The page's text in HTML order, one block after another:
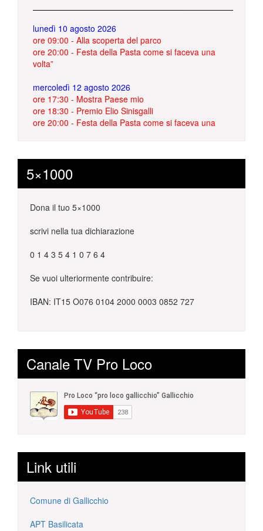
ore 09:00 - Alla scoperta del parco
ore 20:00 - Festa della Pasta come si faceva una
volta”
ore 17:30 - Mostra Paese mio
ore 18:30 - Premio Elio Sinisgalli
ore 20:00 - Festa della Pasta come si faceva una
volta”
giovedì 13 agosto 2026
ore 18:00 - Premio Pro Loco Gallicchio 2026
volta”
Giovinazzo in tour
venerdì 14 agosto 2026
volta”
estremo
5×1000
Dona il tuo 5×1000
scrivi nella tua dichiarazione
0 1 4 3 5 4 1 0 7 6 4
Se vuoi ulteriormente contribuire:
IBAN: IT15 O076 0104 2000 0003 0852 727
Canale TV Pro Loco
Link utili
Comune di Gallicchio
APT Basilicata